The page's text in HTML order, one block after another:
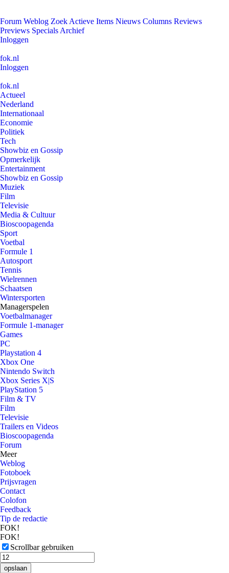
Forum Weblog Zoek Actieve Items Nieuws Columns Reviews
Previews Specials Archief
Inloggen
fok.nl
Inloggen
fok.nl
Actueel
Nederland
Internationaal
Economie
Politiek
Tech
Showbiz en Gossip
Opmerkelijk
Entertainment
Showbiz en Gossip
Muziek
Film
Televisie
Media & Cultuur
Bioscoopagenda
Sport
Voetbal
Formule 1
Autosport
Tennis
Wielrennen
Schaatsen
Wintersporten
Managerspelen
Voetbalmanager
Formule 1-manager
Games
PC
Playstation 4
Xbox One
Nintendo Switch
Xbox Series X|S
PlayStation 5
Film & TV
Film
Televisie
Trailers en Videos
Bioscoopagenda
Forum
Meer
Weblog
Fotoboek
Prijsvragen
Contact
Colofon
Feedback
Tip de redactie
FOK!
FOK!
Scrollbar gebruiken
opslaan